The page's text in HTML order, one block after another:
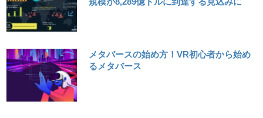
メタバースの始め方！VR初心者から始め
るメタバース